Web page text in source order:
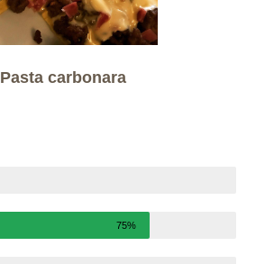
Pasta carbonara
75%